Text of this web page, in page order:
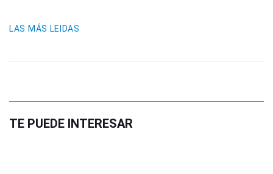
LAS MÁS LEIDAS
TE PUEDE INTERESAR